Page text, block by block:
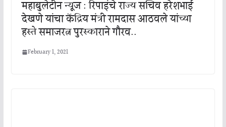
महाबुलेटीन न्यूज : रिपाइंचे राज्य सचिव हरेशभाई
देखणे यांचा केंद्रिय मंत्री रामदास आठवले यांच्या
हस्ते समाजरत्न पुरस्काराने गौरव..
February 1, 2021